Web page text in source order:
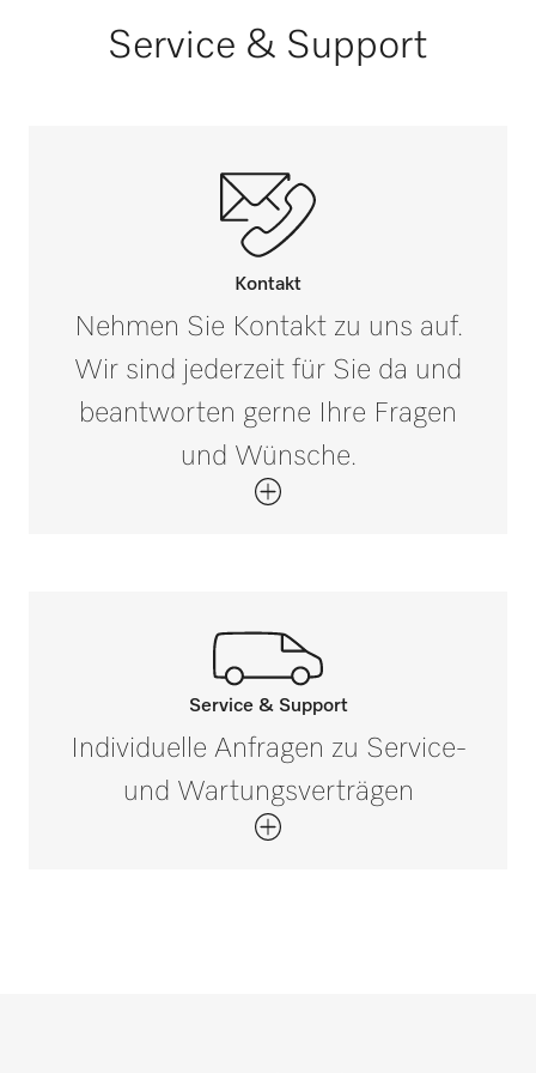
Außenmaß, Nettobreite in mm
Außenmaß, Bruttohöhe in mm
Außenmaß, Bruttobreite in mm
Außenmaß, Bruttotiefe in mm i
450
Nettogewicht in kg
Service & Support
Kontakt
Nehmen Sie Kontakt zu uns auf.
Wir sind jederzeit für Sie da und
beantworten gerne Ihre Fragen
und Wünsche.
Rufen Sie unsere Experten an.
Wenn Sie Fragen haben oder weitere
Informationen benötigen, kontaktieren Sie
uns bitte unter 0 52 41 22 44 644*
Service & Support
Individuelle Anfragen zu Service-
und Wartungsverträgen